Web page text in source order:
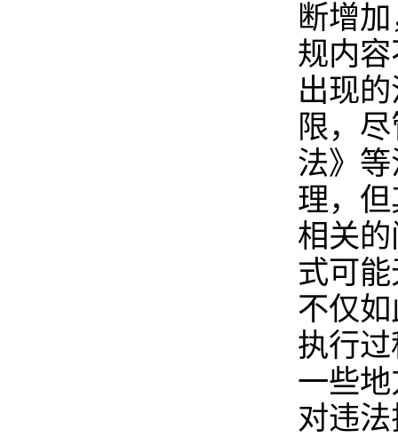
断增
规内
出现
限，
法》
理，
相关
式可
不仅
执行
一些
对违